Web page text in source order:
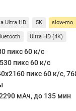
mo
быть
на
Ultra HD 5K slow-mo
Ultra HD (4K)
пикс 60 к/с
пикс 60 к/с
пикс 60 к/с,
мАч, до 135 мин